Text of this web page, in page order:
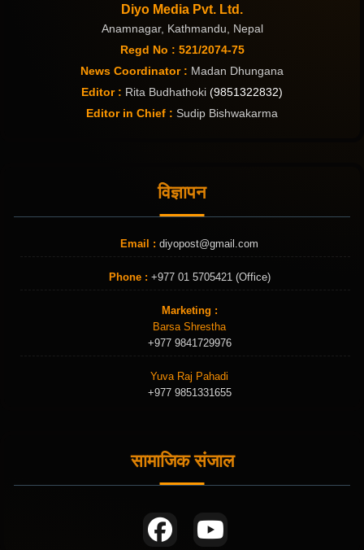
Diyo Media Pvt. Ltd.
Anamnagar, Kathmandu, Nepal
Regd No : 521/2074-75
News Coordinator : Madan Dhungana
Editor : Rita Budhathoki (9851322832)
Editor in Chief : Sudip Bishwakarma
विज्ञापन
Email : diyopost@gmail.com
Phone : +977 01 5705421 (Office)
Marketing :
Barsa Shrestha
+977 9841729976
Yuva Raj Pahadi
+977 9851331655
सामाजिक संजाल